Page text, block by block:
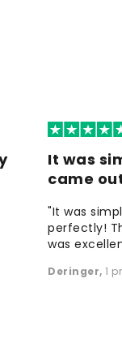
It was
came
"It was
perfectly!
was
Deringer, 1